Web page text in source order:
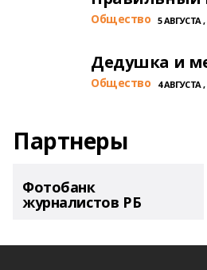
Общество 5 АВГУСТА ,
Дедушка и
Общество 4 АВГУСТА ,
Партнеры
Фотобанк
журналистов РБ